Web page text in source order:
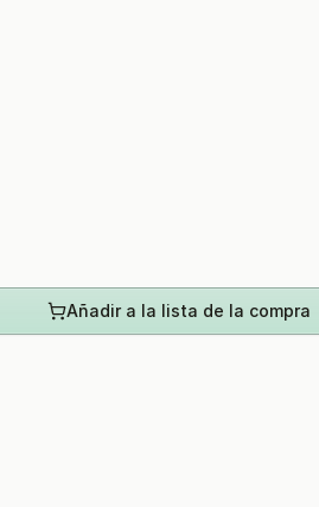
Añadir a la lista de la compra